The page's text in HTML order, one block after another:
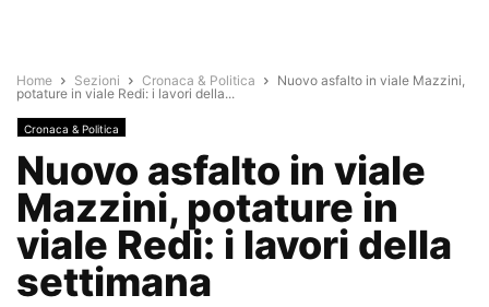
Home Sezioni Cronaca & Politica
Nuovo asfalto in viale Mazzini,
potature in viale Redi: i lavori della...
Cronaca & Politica
Nuovo asfalto in viale
Mazzini, potature in
viale Redi: i lavori della
settimana